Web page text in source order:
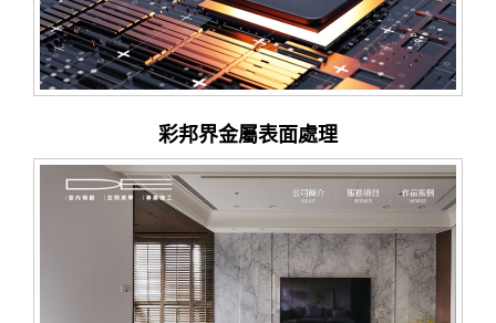
彩邦界金屬表面處理